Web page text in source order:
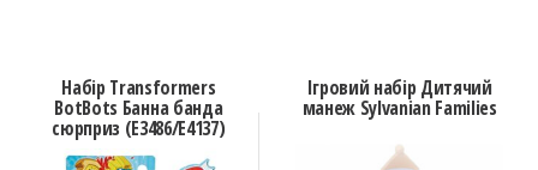
Набір Transformers
BotBots Банна банда
сюрприз (E3486/E4137)
Ігровий набір Дитячий
манеж Sylvanian Families